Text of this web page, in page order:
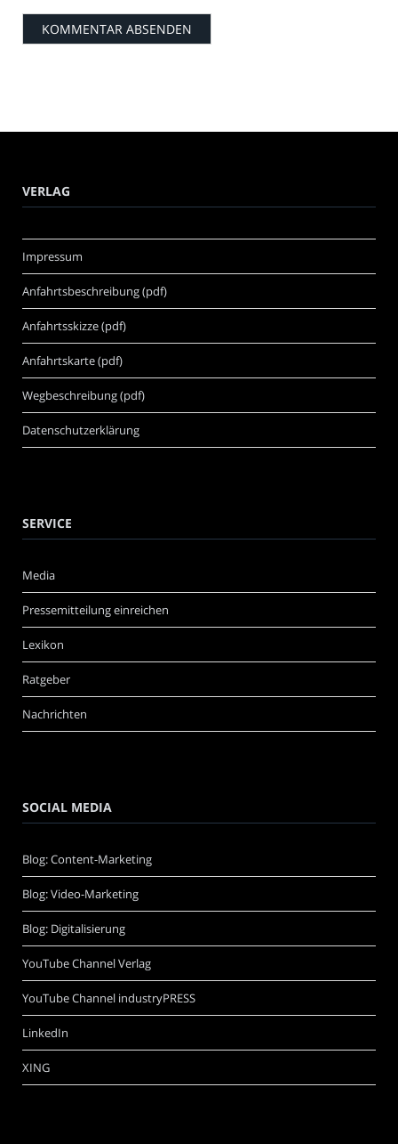
VERLAG
Impressum
Anfahrtsbeschreibung (pdf)
Anfahrtsskizze (pdf)
Anfahrtskarte (pdf)
Wegbeschreibung (pdf)
Datenschutzerklärung
SERVICE
Media
Pressemitteilung einreichen
Lexikon
Ratgeber
Nachrichten
SOCIAL MEDIA
Blog: Content-Marketing
Blog: Video-Marketing
Blog: Digitalisierung
YouTube Channel Verlag
YouTube Channel industryPRESS
LinkedIn
XING